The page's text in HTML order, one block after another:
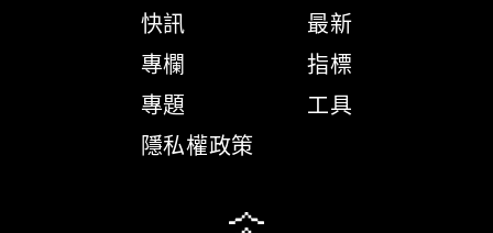
快訊
專欄
專題
隱私權政策
最新
指標
工具